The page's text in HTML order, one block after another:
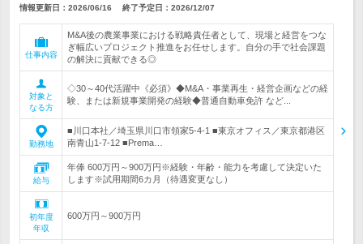
情報更新日：2026/06/16 終了予定日： 2026/12/07
仕事内容
M&A後の農業事業における戦略責任者として、現場と経営をつな
ぎ幅広いプロジェクト推進をお任せします。自分の手で社会課題
の解決に貢献できる◎
対象と
なる方
◇30～40代活躍中《必須》◆M&A・事業再生・経営企画などの経
験、または新規事業開発の経験◆普通自動車免許 など...
勤務地
■川口本社／埼玉県川口市領家5-4-1 ■東京オフィス／東京都港区
南青山1-7-12 ■Prema…
給与
年俸 600万円～900万円※経験・年齢・能力を考慮して決定いた
します※試用期間6カ月（待遇変更なし）
初年度
年収
600万円～900万円